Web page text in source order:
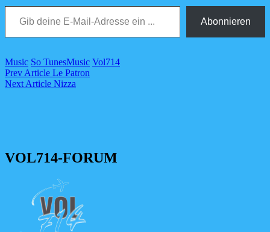
Gib deine E-Mail-Adresse ein ...
Abonnieren
Categories
Music So TunesTags,
Music Vol714
Beitragsnavigation
Previous
Post
Prev Article Le Patron
Next
Next Article Nizza
VOL714-FORUM